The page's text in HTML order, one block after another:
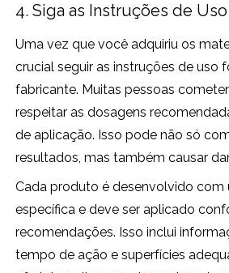
4. Siga as Instruções de Uso
Uma vez que você adquiriu os
crucial seguir as instruções de uso
fabricante. Muitas pessoas
respeitar as dosagens
de aplicação. Isso pode não só
resultados, mas também causar
Cada produto é desenvolvido com
específica e deve ser aplicado
recomendações. Isso inclui
tempo de ação e superfícies